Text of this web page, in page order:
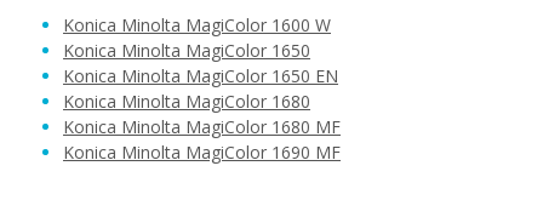
49,90 €
Konica Minolta MagiColor 1600 W
Konica Minolta MagiColor 1650
Konica Minolta MagiColor 1650 EN
Konica Minolta MagiColor 1680
Konica Minolta MagiColor 1680 MF
Konica Minolta MagiColor 1690 MF